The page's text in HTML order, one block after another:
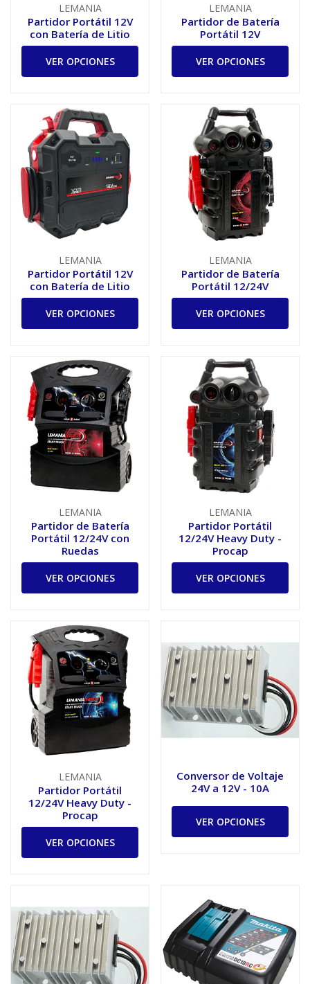
LEMANIA
Partidor Portátil 12V
con Batería de Litio
VER OPCIONES
LEMANIA
Partidor de Batería
Portátil 12V
VER OPCIONES
LEMANIA
Partidor Portátil 12V
con Batería de Litio
VER OPCIONES
LEMANIA
Partidor de Batería
Portátil 12/24V
VER OPCIONES
LEMANIA
Partidor de Batería
Portátil 12/24V con
Ruedas
VER OPCIONES
LEMANIA
Partidor Portátil
12/24V Heavy Duty -
Procap
VER OPCIONES
LEMANIA
Partidor Portátil
12/24V Heavy Duty -
Procap
VER OPCIONES
Conversor de Voltaje
24V a 12V - 10A
VER OPCIONES